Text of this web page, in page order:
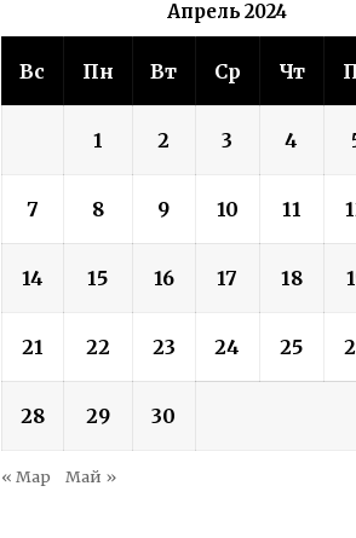
Апрель 2024
Вс Пн Вт Ср Чт
1 2 3 4
7 8 9 10 11
14 15 16 17 18
21 22 23 24 25
28 29 30
« Мар Май »